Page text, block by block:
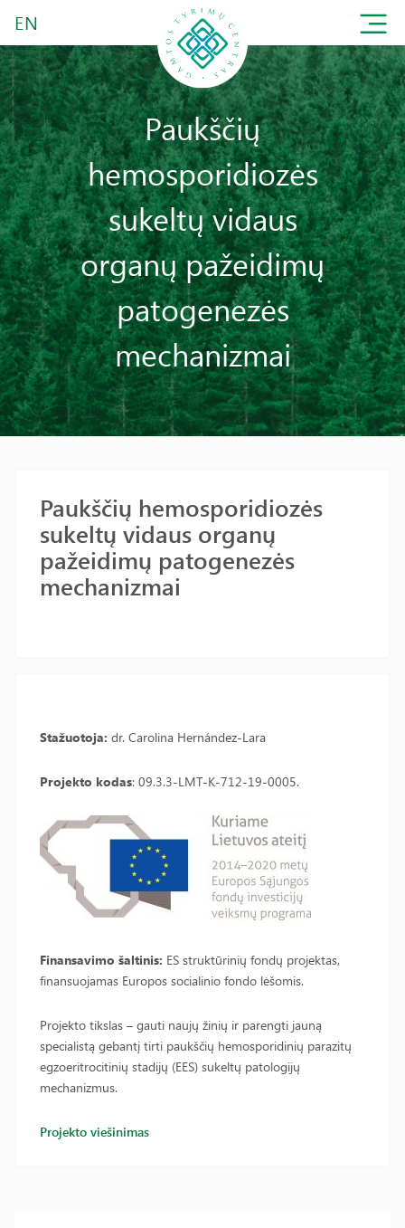
EN
Paukščių
hemosporidiozės
sukeltų vidaus
organų pažeidimų
patogenezės
mechanizmai
Paukščių hemosporidiozės
sukeltų vidaus organų
pažeidimų patogenezės
mechanizmai
Stažuotoja: dr. Carolina Hernández-Lara
Projekto kodas: 09.3.3-LMT-K-712-19-0005.
Finansavimo šaltinis: ES struktūrinių fondų projektas,
finansuojamas Europos socialinio fondo lėšomis.
Projekto tikslas – gauti naujų žinių ir parengti jauną
specialistą gebantį tirti paukščių hemosporidinių parazitų
egzoeritrocitinių stadijų (EES) sukeltų patologijų
mechanizmus.
Projekto viešinimas